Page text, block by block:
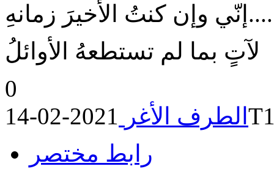
إنّي وإن كنتُ الأخيرَ زمانهِ....
لآتٍ بما لم تستطعهُ الأوائلُ
0
الطرف الأغر
رابط مختصر